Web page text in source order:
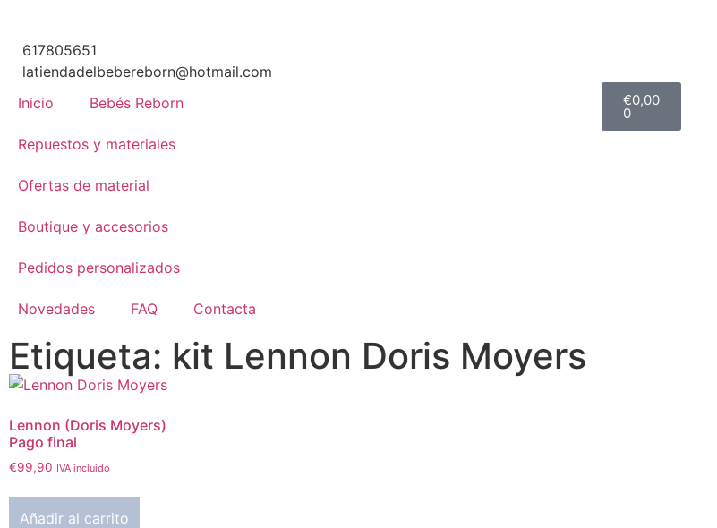
617805651
latiendadelbebereborn@hotmail.com
Inicio
Bebés Reborn
Repuestos y materiales
Ofertas de material
Boutique y accesorios
Pedidos personalizados
Novedades FAQ Contacta
€0,00
0
Etiqueta: kit Lennon Doris Moyers
Lennon (Doris Moyers)
Pago final
€99,90 IVA incluido
Añadir al carrito